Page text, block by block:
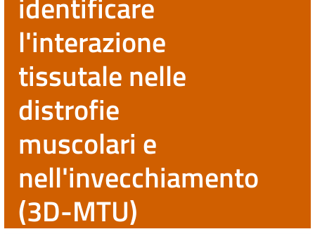
l'interazione
tissutale nelle
distrofie
muscolari e
nell'invecchiamento
(3D-MTU)